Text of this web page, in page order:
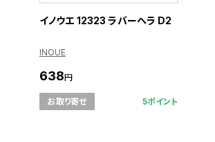
イノウエ 12323 ラバーヘラ D2
INOUE
638円
お取り寄せ 5ポイント